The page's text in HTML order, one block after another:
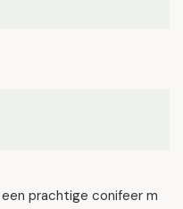
prachtige conifeer m